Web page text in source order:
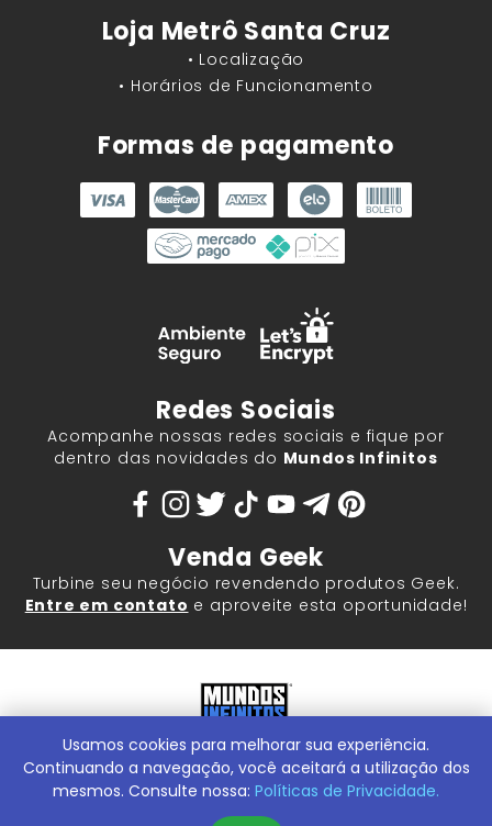
Loja Metrô Santa Cruz
• Localização
• Horários de Funcionamento
Formas de pagamento
Redes Sociais
Acompanhe nossas redes sociais e fique por
dentro das novidades do Mundos Infinitos
Venda Geek
Turbine seu negócio revendendo produtos Geek.
Entre em contato e aproveite esta oportunidade!
Mundos Infinitos - Publicações e Geek Store |ContentStuff
Publicações e Assinaturas Ltda. CNPJ - 05.859.917/0001-60.
Conheça nossa Loja Física:Rua Machado Bitencourt, 291 -
Usamos cookies para melhorar sua experiência.
Continuando a navegação, você aceitará a utilização dos
mesmos. Consulte nossa: Políticas de Privacidade.